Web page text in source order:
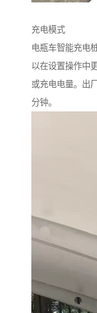
充电模式
电瓶车智能充电
以在设置操作中
或充电电量。出
分钟。